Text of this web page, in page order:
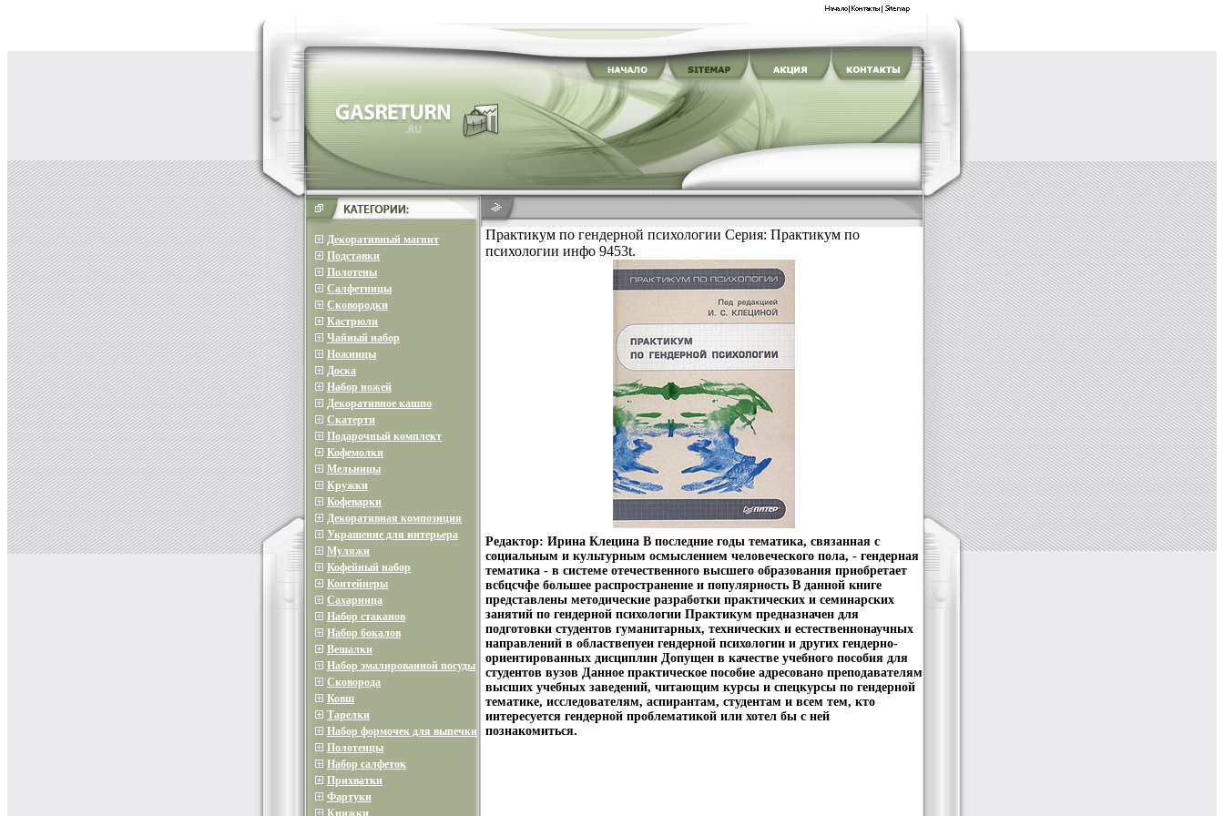
Декоративный магнит
Подставки
Полотены
Салфетницы
Сковородки
Кастрюли
Чайный набор
Ножницы
Доска
Набор ножей
Декоративное кашпо
Скатерти
Подарочный комплект
Кофемолки
Мельницы
Кружки
Кофеварки
Декоративная композиция
Украшение для интерьера
Муляжи
Кофейный набор
Контейнеры
Сахарница
Набор стаканов
Набор бокалов
Вешалки
Набор эмалированной посуды
Сковорода
Ковш
Тарелки
Набор формочек для выпечки
Полотенцы
Набор салфеток
Прихватки
Фартуки
Книжки
Практикум по гендерной психологии Серия: Практикум по
психологии инфо 9453t.
Редактор: Ирина Клецина В последние годы тематика, связанная с
социальным и культурным осмыслением человеческого пола, - гендерная
тематика - в системе отечественного высшего образования приобретает
всбцсчфе большее распространение и популярность В данной книге
представлены методические разработки практических и семинарских
занятий по гендерной психологии Практикум предназначен для
подготовки студентов гуманитарных, технических и естественнонаучных
направлений в областвепуеи гендерной психологии и других гендерно-
ориентированных дисциплин Допущен в качестве учебного пособия для
студентов вузов Данное практическое пособие адресовано преподавателям
высших учебных заведений, читающим курсы и спецкурсы по гендерной
тематике, исследователям, аспирантам, студентам и всем тем, кто
интересуется гендерной проблематикой или хотел бы с ней
познакомиться.